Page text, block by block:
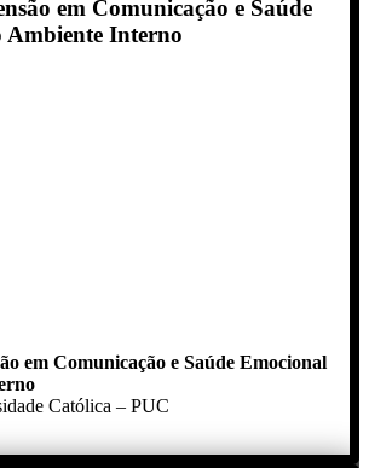
em Comunicação e Saúde
Ambiente Interno
em Comunicação e Saúde Emocional
Católica – PUC